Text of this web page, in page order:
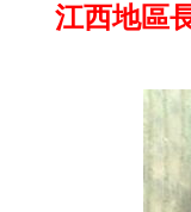
江西地區